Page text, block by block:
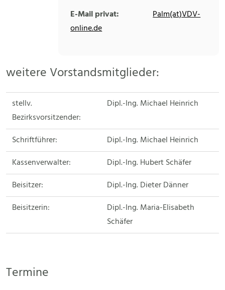
E-Mail privat:
Palm(at)VDV-
online.de
weitere Vorstandsmitglieder:
stellv.
Bezirksvorsitzender:
Dipl.-Ing. Michael Heinrich
Schriftführer:
Dipl.-Ing. Michael Heinrich
Kassenverwalter:
Dipl.-Ing. Hubert Schäfer
Beisitzer:
Dipl.-Ing. Dieter Dänner
Beisitzerin:
Dipl.-Ing. Maria-Elisabeth
Schäfer
Termine